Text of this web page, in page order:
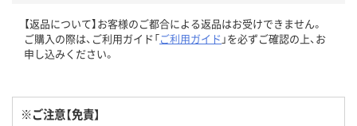
【返品について】お客様のご都合による返品はお受けできません。
ご購入の際は、ご利用ガイド「ご利用ガイド 」を必ずご確認の上、お
申し込みください。
※ご注意【免責】